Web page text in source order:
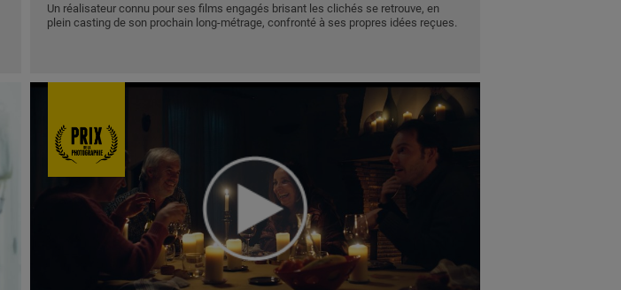
Un réalisateur connu pour ses films engagés brisant les clichés se retrouve, en
plein casting de son prochain long-métrage, confronté à ses propres idées reçues.